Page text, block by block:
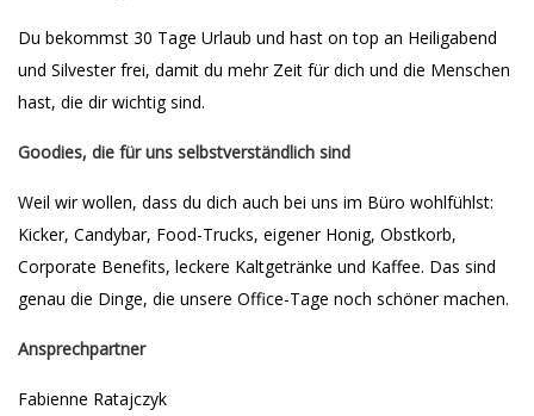
Du bekommst 30 Tage Urlaub und hast on top an Heiligabend
und Silvester frei, damit du mehr Zeit für dich und die Menschen
hast, die dir wichtig sind.
Goodies, die für uns selbstverständlich sind
Weil wir wollen, dass du dich auch bei uns im Büro wohlfühlst:
Kicker, Candybar, Food-Trucks, eigener Honig, Obstkorb,
Corporate Benefits, leckere Kaltgetränke und Kaffee. Das sind
genau die Dinge, die unsere Office-Tage noch schöner machen.
Ansprechpartner
Fabienne Ratajczyk